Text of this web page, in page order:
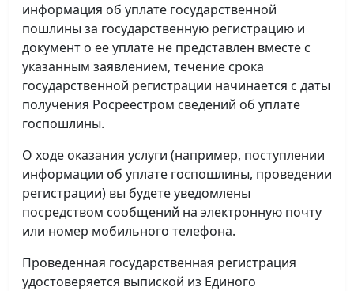
информация об уплате государственной
пошлины за государственную регистрацию и
документ о ее уплате не представлен вместе с
указанным заявлением, течение срока
государственной регистрации начинается с даты
получения Росреестром сведений об уплате
госпошлины.
О ходе оказания услуги (например, поступлении
информации об уплате госпошлины, проведении
регистрации) вы будете уведомлены
посредством сообщений на электронную почту
или номер мобильного телефона.
Проведенная государственная регистрация
удостоверяется выпиской из Единого